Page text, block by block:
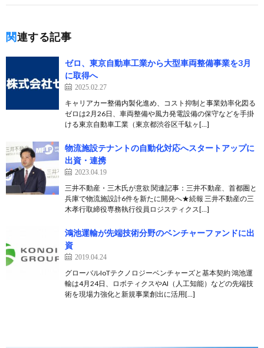
関連する記事
ゼロ、東京自動車工業から大型車両整備事業を3月
に取得へ
2025.02.27
キャリアカー整備内製化進め、コスト抑制と事業効率化図る
ゼロは2月26日、車両整備や風力発電設備の保守などを手掛
ける東京自動車工業（東京都渋谷区千駄ヶ[…]
物流施設テナントの自動化対応へスタートアップに
出資・連携
2023.04.19
三井不動産・三木氏が意欲 関連記事：三井不動産、首都圏と
兵庫で物流施設計6件を新たに開発へ★続報 三井不動産の三
木孝行取締役専務執行役員ロジスティクス[…]
鴻池運輸が先端技術分野のベンチャーファンドに出
資
2019.04.24
グローバルIoTテクノロジーベンチャーズと基本契約 鴻池運
輸は4月24日、ロボティクスやAI（人工知能）などの先端技
術を現場力強化と新規事業創出に活用[…]